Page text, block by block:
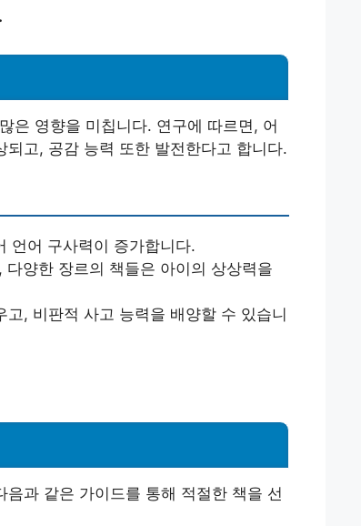
은 영향을 미칩니다. 연구에 따르면, 어
고, 공감 능력 또한 발전한다고 합니다.
언어 구사력이 증가합니다.
양한 장르의 책들은 아이의 상상력을
, 비판적 사고 능력을 배양할 수 있습니
과 같은 가이드를 통해 적절한 책을 선